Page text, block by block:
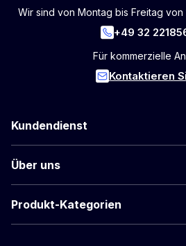
Wir sind von Montag bis Freitag von
+49 32
Für kommerzielle
Kontaktieren
Kundendienst
Über uns
Produkt-Kategorien